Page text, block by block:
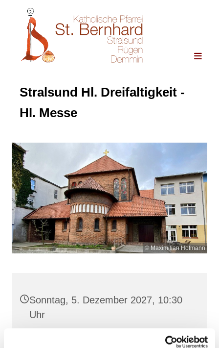
Stralsund Hl. Dreifaltigkeit -
Hl. Messe
© Maximilian Hofmann
Sonntag, 5. Dezember 2027, 10:30
Uhr